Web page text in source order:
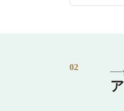
02